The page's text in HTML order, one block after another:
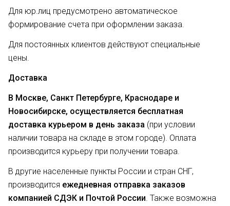
Для юр.лиц предусмотрено автоматическое
формирование счета при оформлении заказа.
Для постоянных клиентов действуют специальные
цены.
Доставка
В Москве, Санкт Петербурге, Краснодаре и
Новосибирске, осуществляется бесплатная
доставка курьером в день заказа (при условии
наличии товара на складе в этом городе). Оплата
производится курьеру при получении товара.
В другие населенные пункты России и стран СНГ,
производится ежедневная отправка заказов
компанией СДЭК и Почтой России. Также возможна